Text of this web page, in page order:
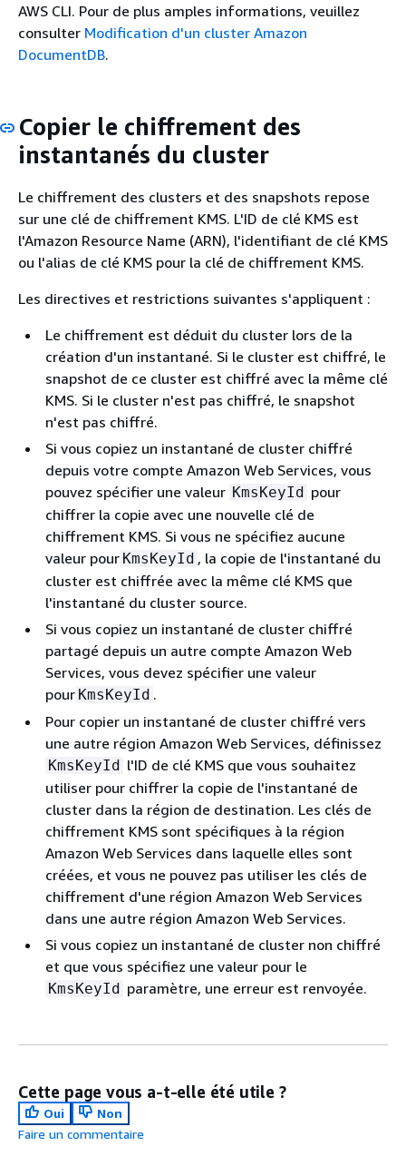
AWS CLI. Pour de plus amples informations, veuillez
consulter Modification d'un cluster Amazon
DocumentDB.
Copier le chiffrement des
instantanés du cluster
Le chiffrement des clusters et des snapshots repose
sur une clé de chiffrement KMS. L'ID de clé KMS est
l'Amazon Resource Name (ARN), l'identifiant de clé KMS
ou l'alias de clé KMS pour la clé de chiffrement KMS.
Les directives et restrictions suivantes s'appliquent :
Le chiffrement est déduit du cluster lors de la
création d'un instantané. Si le cluster est chiffré, le
snapshot de ce cluster est chiffré avec la même clé
KMS. Si le cluster n'est pas chiffré, le snapshot
n'est pas chiffré.
Si vous copiez un instantané de cluster chiffré
depuis votre compte Amazon Web Services, vous
pouvez spécifier une valeur KmsKeyId pour
chiffrer la copie avec une nouvelle clé de
chiffrement KMS. Si vous ne spécifiez aucune
valeur pour KmsKeyId , la copie de l'instantané du
cluster est chiffrée avec la même clé KMS que
l'instantané du cluster source.
Si vous copiez un instantané de cluster chiffré
partagé depuis un autre compte Amazon Web
Services, vous devez spécifier une valeur
pour KmsKeyId .
Pour copier un instantané de cluster chiffré vers
une autre région Amazon Web Services, définissez
KmsKeyId l'ID de clé KMS que vous souhaitez
utiliser pour chiffrer la copie de l'instantané de
cluster dans la région de destination. Les clés de
chiffrement KMS sont spécifiques à la région
Amazon Web Services dans laquelle elles sont
créées, et vous ne pouvez pas utiliser les clés de
chiffrement d'une région Amazon Web Services
dans une autre région Amazon Web Services.
Si vous copiez un instantané de cluster non chiffré
et que vous spécifiez une valeur pour le
KmsKeyId paramètre, une erreur est renvoyée.
Cette page vous a-t-elle été utile ?
Oui
Non
Faire un commentaire